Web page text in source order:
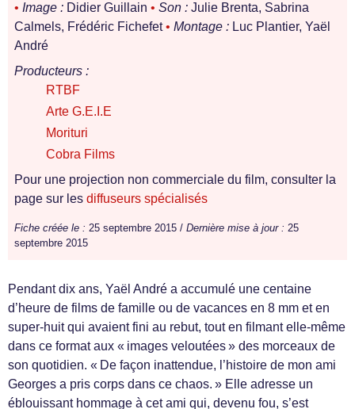
• Image : Didier Guillain • Son : Julie Brenta, Sabrina
Calmels, Frédéric Fichefet• Montage : Luc Plantier, Yaël
André
Producteurs :
RTBF
Arte G.E.I.E
Morituri
Cobra Films
Pour une projection non commerciale du film, consulter la
page sur les diffuseurs spécialisés
Fiche créée le : 25 septembre 2015 / Dernière mise à jour : 25
septembre 2015
Pendant dix ans, Yaël André a accumulé une centaine
d’heure de films de famille ou de vacances en 8 mm et en
super-huit qui avaient fini au rebut, tout en filmant elle-même
dans ce format aux « images veloutées » des morceaux de
son quotidien. « De façon inattendue, l’histoire de mon ami
Georges a pris corps dans ce chaos. » Elle adresse un
éblouissant hommage à cet ami qui, devenu fou, s’est